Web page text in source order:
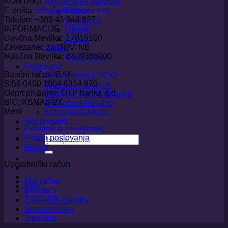
Aktivacijske mandale
Majice
Skodelice
Obeski
Plakati
Ostalo
Darilni boni
Dejavnost
Bioresonanca SCIO
Jyotish svetovanje
Bachova cvetna terapija
Art Soluna Healing
SOLUNA DANCE
Moj dnevnik
Išči:
0,00€
E-pošta: info@pikicasonca.si
Telefon: +386 41 948 827
INFORMACIJE
Davčna številka: 17815100
Zavezanec za DDV: NE
Matična številka: 8409366000
Bančni račun IBAN:
SI56 0400 1004 6314 870
Odprt pri banki: OTP banka d.d.
BIC: KBMASI2X
Meni
Pravilnik o zasebnosti
Pogoji poslovanja
Piškoti
Uporabniški račun
Moj račun
Košarica
Zaključek nakupa
Seznam želja
Trgovina